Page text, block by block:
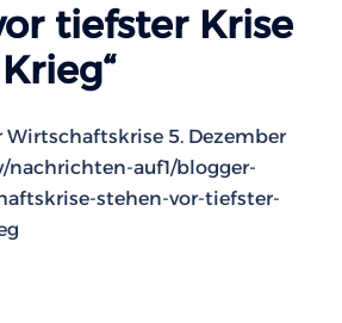
tiefster Krise
Wirtschaftskrise 5. Dezember
nachrichten-auf1/blogger-
stehen-vor-tiefster-